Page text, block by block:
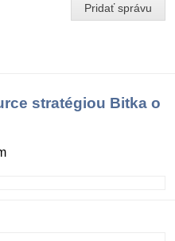
Pridať správu
stratégiou Bitka o